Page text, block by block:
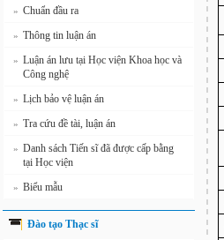
» Chuẩn đầu ra
» Thông tin luận án
» Luận án lưu tại Học viện Khoa học và
Công nghệ
» Lịch bảo vệ luận án
» Tra cứu đề tài, luận án
» Danh sách Tiến sĩ đã được cấp bằng
tại Học viện
» Biểu mẫu
Đào tạo Thạc sĩ